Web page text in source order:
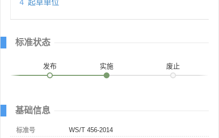
4 起草单位
标准状态
发布 实施 废止
基础信息
标准号
WS/T 456-2014